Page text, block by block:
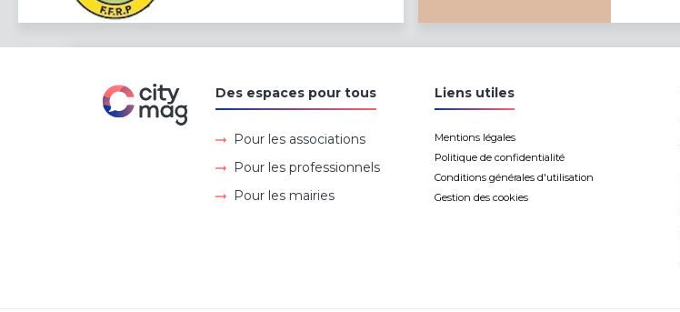
Des espaces pour tous
Pour les associations
Pour les professionnels
Pour les mairies
Liens utiles
Mentions légales
Politique de confidentialité
Conditions générales d'utilisation
Gestion des cookies